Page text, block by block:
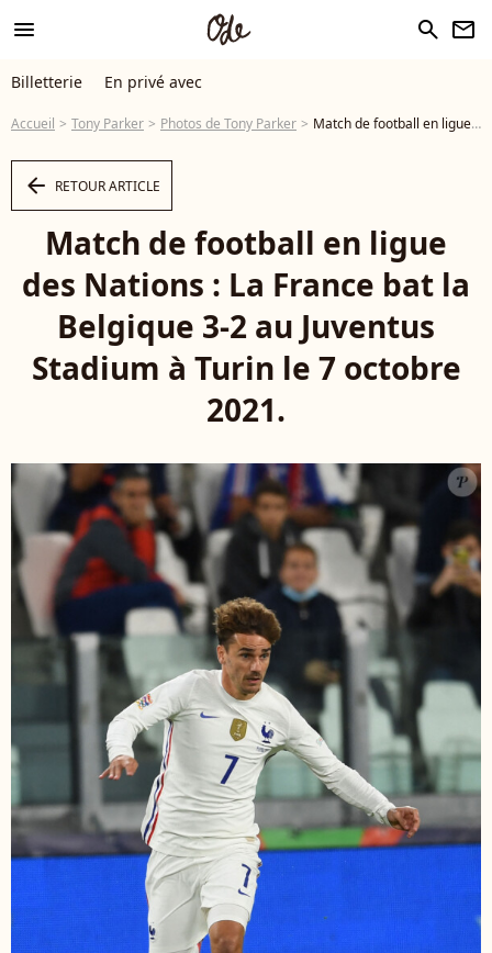
menu search newsletter
Billetterie En privé avec
Accueil Tony Parker Photos de Tony Parker Match de football en ligue des Nations : La France bat la Belgique 3-2 au Juventus Stadium à Turin le 7 octobre 2021. © Aflo/Panorami/Bestimage Antoine Griezmann (France) during the Uefa "Nations League 2020-2021" match between Belgium 2-3 France at Juventus Stadium on October 7, 2021 in Torino, Italy. - Photo
arrow_left RETOUR ARTICLE
Match de football en ligue
des Nations : La France bat la
Belgique 3-2 au Juventus
Stadium à Turin le 7 octobre
2021.